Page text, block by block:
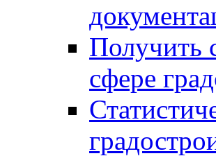
Получить
сфере